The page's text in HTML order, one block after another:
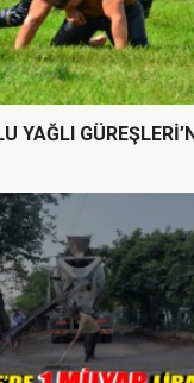
YAĞLI